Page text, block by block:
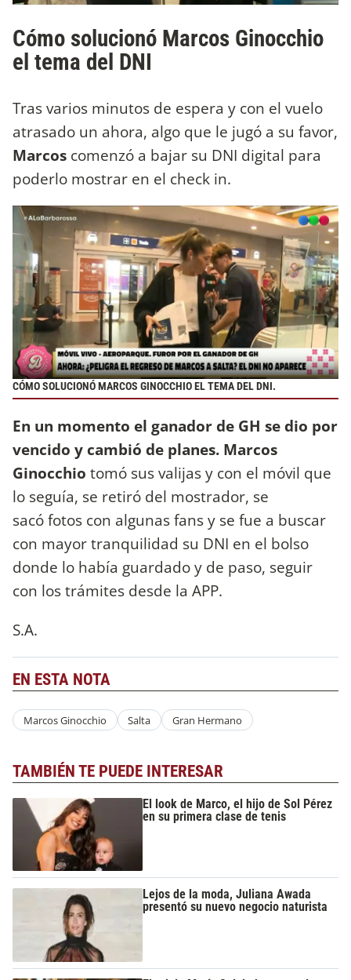
Cómo solucionó Marcos Ginocchio
el tema del DNI
Tras varios minutos de espera y con el vuelo
atrasado un ahora, algo que le jugó a su favor,
Marcos comenzó a bajar su DNI digital para
poderlo mostrar en el check in.
CÓMO SOLUCIONÓ MARCOS GINOCCHIO EL TEMA DEL DNI.
En un momento el ganador de GH se dio por
vencido y cambió de planes. Marcos
Ginocchio tomó sus valijas y con el móvil que
lo seguía, se retiró del mostrador, se
sacó fotos con algunas fans y se fue a buscar
con mayor tranquilidad su DNI en el bolso
donde lo había guardado y de paso, seguir
con los trámites desde la APP.
S.A.
EN ESTA NOTA
Marcos Ginocchio Salta Gran Hermano
TAMBIÉN TE PUEDE INTERESAR
El look de Marco, el hijo de Sol Pérez
en su primera clase de tenis
Lejos de la moda, Juliana Awada
presentó su nuevo negocio naturista